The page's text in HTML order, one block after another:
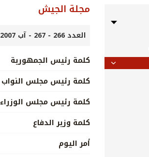
مجلة الجيش
العدد 266 - 267 - آب 2007
كلمة رئيس الجمهورية
كلمة رئيس مجلس النواب
كلمة رئيس مجلس الوزراء
كلمة وزير الدفاع
أمر اليوم